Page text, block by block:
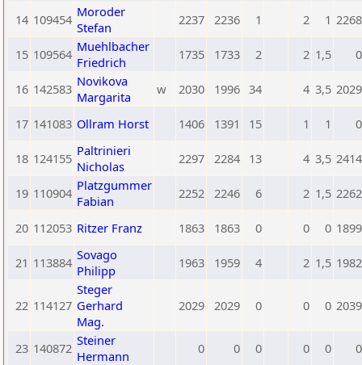
14 109454 Moroder
Stefan
2237 2236 1 2 1 2268
15 109564 Muehlbacher
Friedrich
1735 1733 2 2 1,5 0
16 142583 Novikova
Margarita
w 2030 1996 34 4 3,5 2029
17 141083 Ollram Horst 1406 1391 15 1 1 0
18 124155 Paltrinieri
Nicholas
2297 2284 13 4 3,5 2414
19 110904 Platzgummer
Fabian
2252 2246 6 2 1,5 2262
20 112053 Ritzer Franz 1863 1863 0 0 0 1899
21 113884 Sovago
Philipp
1963 1959 4 2 1,5 1982
22 114127
Steger
Gerhard
Mag.
2029 2029 0 0 0 2039
23 140872 Steiner
Hermann
0 0 0 0 0 0